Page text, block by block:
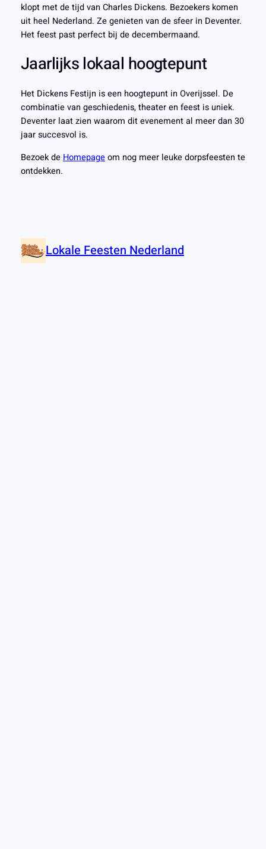
klopt met de tijd van Charles Dickens. Bezoekers komen
uit heel Nederland. Ze genieten van de sfeer in Deventer.
Het feest past perfect bij de decembermaand.
Jaarlijks lokaal hoogtepunt
Het Dickens Festijn is een hoogtepunt in Overijssel. De
combinatie van geschiedenis, theater en feest is uniek.
Deventer laat zien waarom dit evenement al meer dan 30
jaar succesvol is.
Bezoek de Homepageom nog meer leuke dorpsfeesten te
ontdekken.
Lokale Feesten Nederland